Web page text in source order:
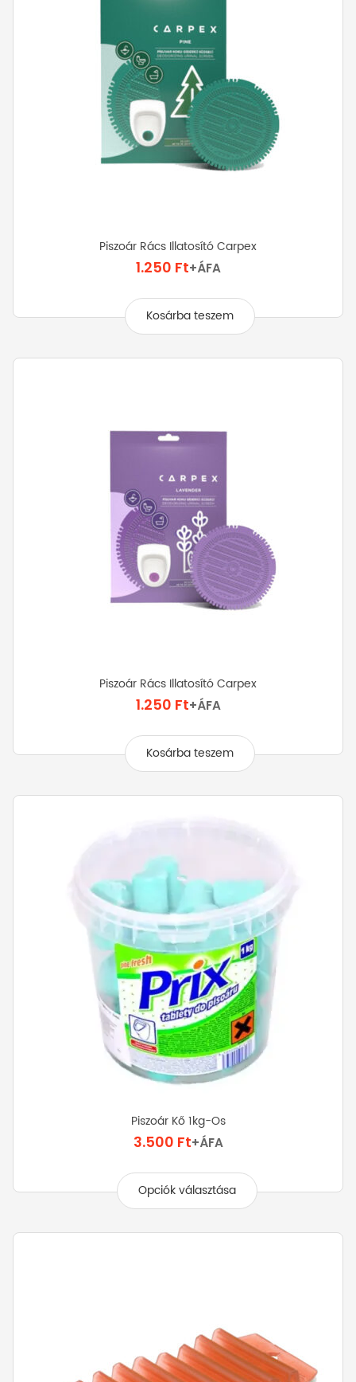
választhatók
ki
Piszoár Rács Illatosító Carpex
1.250 Ft+ÁFA
Kosárba teszem
Piszoár Rács Illatosító Carpex
1.250 Ft+ÁFA
Kosárba teszem
Piszoár Kő 1kg-Os
3.500 Ft+ÁFA
Opciók választása
terméknek
variációja
választhatók
ki